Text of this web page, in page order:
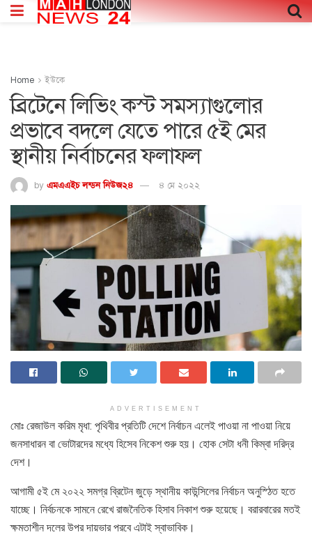
Home ইউকে
ব্রিটেনে লিভিং কস্ট সমস্যাগুলোর
প্রভাবে বদলে যেতে পারে ৫ই মের
স্থানীয় নির্বাচনের ফলাফল
by এমএএইচ লন্ডন নিউজ২৪ ৪ মে ২০২২
ADVERTISEMENT
মোঃ রেজাউল করিম মৃধা: পৃথিবীর প্রতিটি দেশে নির্বাচন এলেই পাওয়া না পাওয়া নিয়ে
জনসাধারন বা ভোটারদের মধ্যে হিসেব নিকেশ শুরু হয়। হোক সেটা ধনী কিম্বা দরিদ্র
দেশ।
আগামী ৫ই মে ২০২২ সমগ্র ব্রিটেন জুড়ে স্থানীয় কাউন্সিলের নির্বাচন অনুস্ঠিত হতে
যাচ্ছে। নির্বচনকে সামনে রেখে রাজনৈতিক হিসাব নিকাশ শুরু হয়েছে। বরারবারের মতই
ক্ষমতাশীন দলের উপর দায়ভার পরবে এটাই স্বাভাবিক।